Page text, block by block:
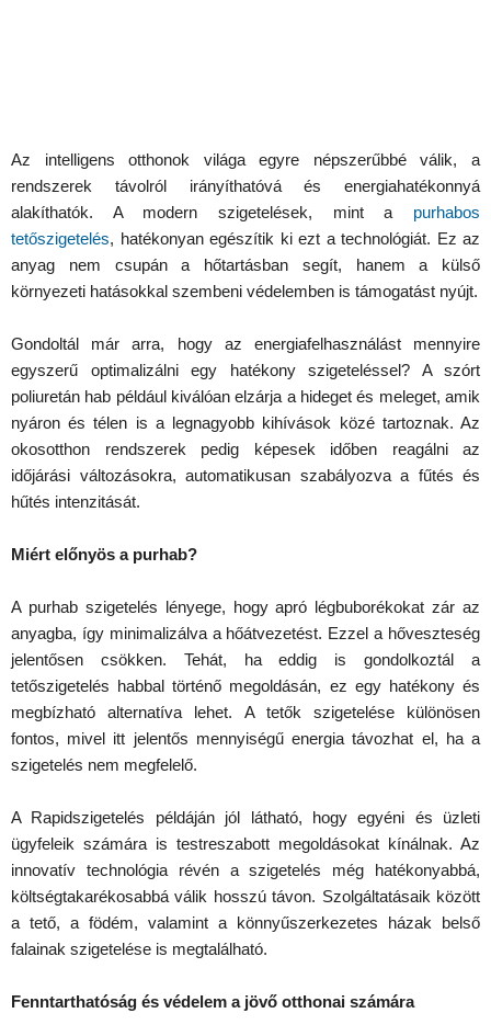
Az intelligens otthonok világa egyre népszerűbbé válik, a
rendszerek távolról irányíthatóvá és energiahatékonnyá
alakíthatók. A modern szigetelések, mint a purhabos
tetőszigetelés, hatékonyan egészítik ki ezt a technológiát. Ez az
anyag nem csupán a hőtartásban segít, hanem a külső
környezeti hatásokkal szembeni védelemben is támogatást nyújt.
Gondoltál már arra, hogy az energiafelhasználást mennyire
egyszerű optimalizálni egy hatékony szigeteléssel? A szórt
poliuretán hab például kiválóan elzárja a hideget és meleget, amik
nyáron és télen is a legnagyobb kihívások közé tartoznak. Az
okosotthon rendszerek pedig képesek időben reagálni az
időjárási változásokra, automatikusan szabályozva a fűtés és
hűtés intenzitását.
Miért előnyös a purhab?
A purhab szigetelés lényege, hogy apró légbuborékokat zár az
anyagba, így minimalizálva a hőátvezetést. Ezzel a hőveszteség
jelentősen csökken. Tehát, ha eddig is gondolkoztál a
tetőszigetelés habbal történő megoldásán, ez egy hatékony és
megbízható alternatíva lehet. A tetők szigetelése különösen
fontos, mivel itt jelentős mennyiségű energia távozhat el, ha a
szigetelés nem megfelelő.
A Rapidszigetelés példáján jól látható, hogy egyéni és üzleti
ügyfeleik számára is testreszabott megoldásokat kínálnak. Az
innovatív technológia révén a szigetelés még hatékonyabbá,
költségtakarékosabbá válik hosszú távon. Szolgáltatásaik között
a tető, a födém, valamint a könnyűszerkezetes házak belső
falainak szigetelése is megtalálható.
Fenntarthatóság és védelem a jövő otthonai számára